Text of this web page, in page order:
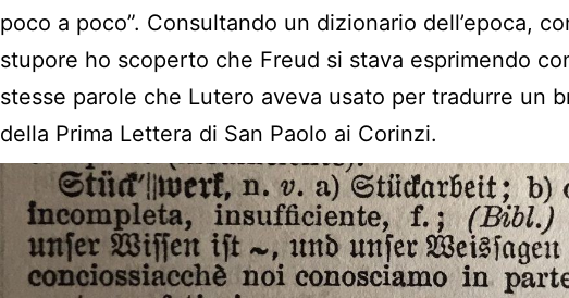
poco a poco”. Consultando un dizionario dell’epoca,
stupore ho scoperto che Freud si stava esprimendo
stesse parole che Lutero aveva usato per tradurre un
della Prima Lettera di San Paolo ai Corinzi.